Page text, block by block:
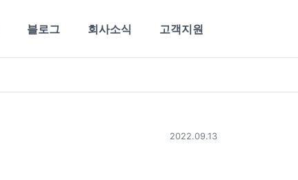
블로그 회사소식 고객지원
2022.09.13